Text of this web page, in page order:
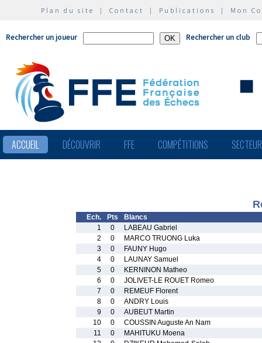
Plan du site | Contact | Publications | Mon
Rechercher un joueur Rechercher un club
ACCUEIL DÉCOUVRIR FFE COMPÉTITIONS
Ech. Pts
Blancs
1
0
LABEAU Gabriel
2
0
MARCO TRUONG Luka
3
0
FAUNY Hugo
4
0
LAUNAY Samuel
5
0
KERNINON Matheo
6
0
JOLIVET-LE ROUET Romeo
7
0
REMEUF Florent
8
0
ANDRY Louis
9
0
AUBEUT Martin
10
0
COUSSIN Auguste An Nam
11
0
MAHITUKU Moena